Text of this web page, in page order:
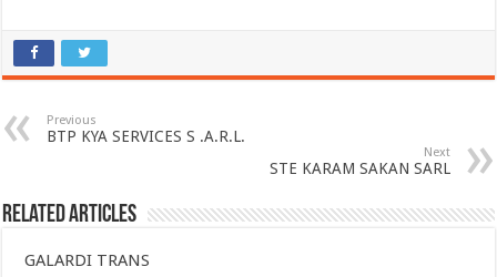
Previous
BTP KYA SERVICES S .A.R.L.
Next
STE KARAM SAKAN SARL
Related Articles
GALARDI TRANS